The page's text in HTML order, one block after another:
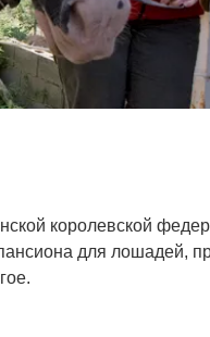
королевской
для лошадей,